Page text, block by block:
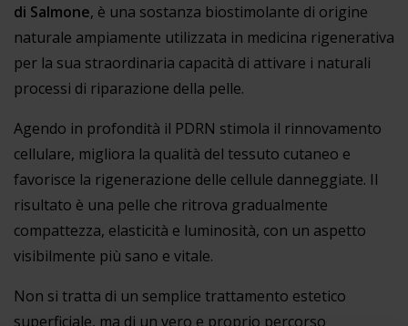
di Salmone, è una sostanza biostimolante di origine
naturale ampiamente utilizzata in medicina rigenerativa
per la sua straordinaria capacità di attivare i naturali
processi di riparazione della pelle.
Agendo in profondità il PDRN stimola il rinnovamento
cellulare, migliora la qualità del tessuto cutaneo e
favorisce la rigenerazione delle cellule danneggiate. Il
risultato è una pelle che ritrova gradualmente
compattezza, elasticità e luminosità, con un aspetto
visibilmente più sano e vitale.
Non si tratta di un semplice trattamento estetico
superficiale, ma di un vero e proprio percorso